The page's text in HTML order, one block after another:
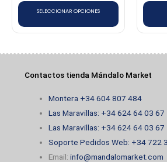
SELECCIONAR OPCIONES
página
producto
Contactos tienda Mándalo Market
Montera +34 604 807 484
Las Maravillas: +34 624 64 03 67
Las Maravillas: +34 624 64 03 67
Soporte Pedidos Web: +34 722
Email:info@mandalomarket.com